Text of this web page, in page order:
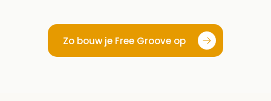
Zo bouw je Free Groove op